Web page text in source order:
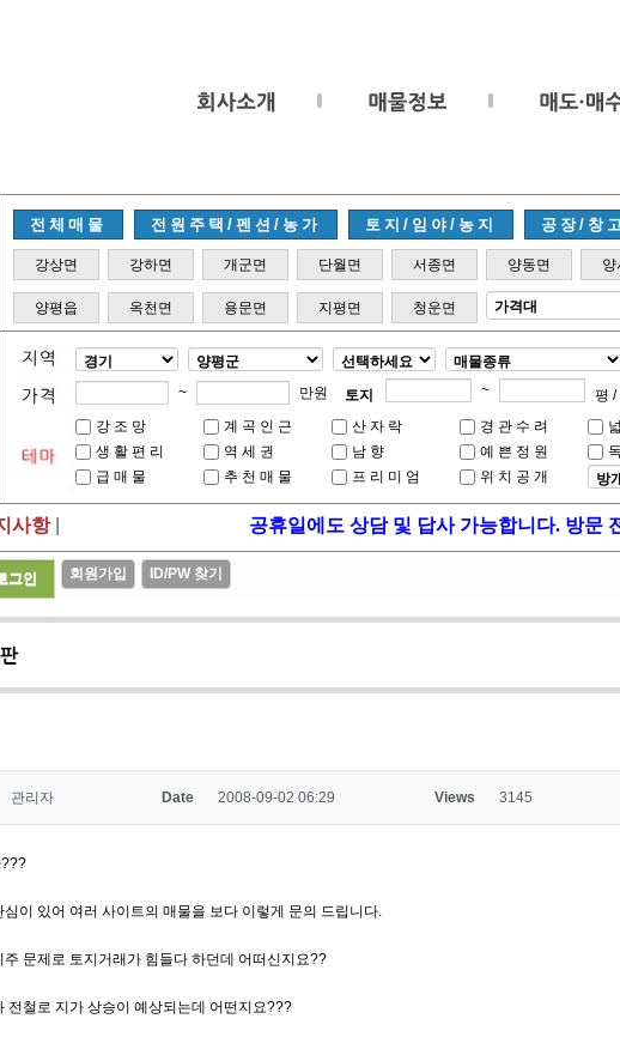
전체매물 전원주택/펜션/농가 토지/임야/농지 공장/창
강상면 강하면 개군면 단월면 서종면 양동면 양
양평읍 옥천면 용문면 지평면 청운면
~ 만원 토지 ~ 평 /
강조망 계곡인근 산자락 경관수려
생활편리
역세권 남향 예쁜정원
급매물
추천매물 프리미엄 위치공개
사항| 공휴일에도 상담 및 답사 가능합니다. 방문
회원가입 ID/PW 찾기
관리자 Date 2008-09-02 06:29 Views 3145
심이 있어 여러 사이트의 매물을 보다 이렇게 문의 드립니다.
주 문제로 토지거래가 힘들다 하던데 어떠신지요??
전철로 지가 상승이 예상되는데 어떤지요???